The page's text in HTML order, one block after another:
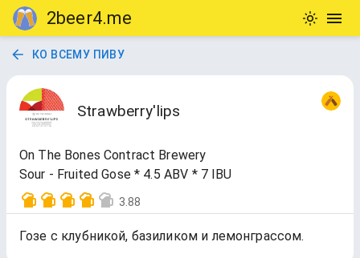
2beer4.me
КО ВСЕМУ ПИВУ
Strawberry'lips
On The Bones Contract Brewery
Sour - Fruited Gose * 4.5 ABV * 7 IBU
3.88
Гозе с клубникой, базиликом и лемонграссом.